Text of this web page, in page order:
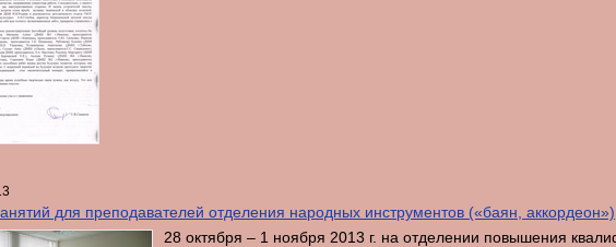
для преподавателей отделения народных инструментов («баян, аккордеон»)
28 октября – 1 ноября 2013 г. на отделении повышения